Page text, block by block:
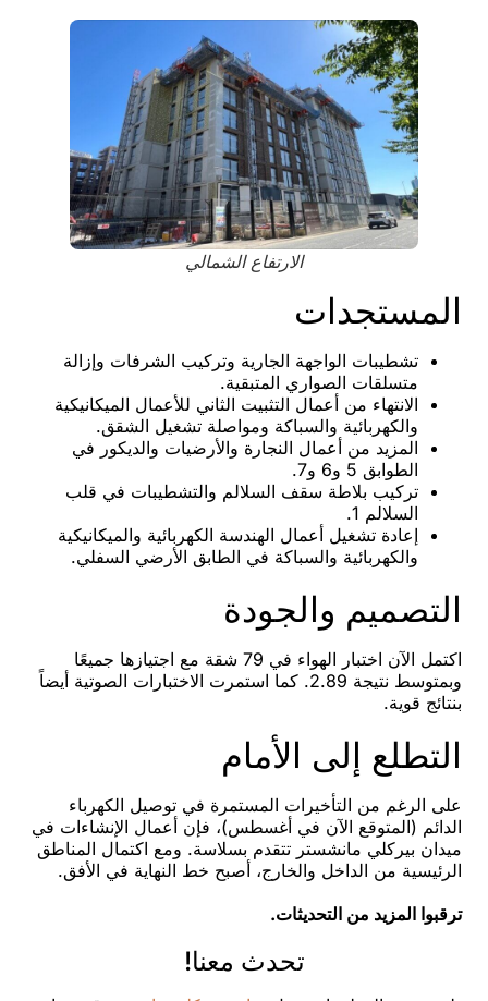
الارتفاع الشمالي
المستجدات
تشطيبات الواجهة الجارية وتركيب الشرفات وإزالة
متسلقات الصواري المتبقية.
الانتهاء من أعمال التثبيت الثاني للأعمال الميكانيكية
والكهربائية والسباكة ومواصلة تشغيل الشقق.
المزيد من أعمال النجارة والأرضيات والديكور في
الطوابق 5 و6 و7.
تركيب بلاطة سقف السلالم والتشطيبات في قلب
السلالم 1.
إعادة تشغيل أعمال الهندسة الكهربائية والميكانيكية
والكهربائية والسباكة في الطابق الأرضي السفلي.
التصميم والجودة
اكتمل الآن اختبار الهواء في 79 شقة مع اجتيازها جميعًا
وبمتوسط نتيجة 2.89. كما استمرت الاختبارات الصوتية أيضاً
بنتائج قوية.
التطلع إلى الأمام
على الرغم من التأخيرات المستمرة في توصيل الكهرباء
الدائم (المتوقع الآن في أغسطس)، فإن أعمال الإنشاءات في
ميدان بيركلي مانشستر تتقدم بسلاسة. ومع اكتمال المناطق
الرئيسية من الداخل والخارج، أصبح خط النهاية في الأفق.
ترقبوا المزيد من التحديثات.
تحدث معنا!